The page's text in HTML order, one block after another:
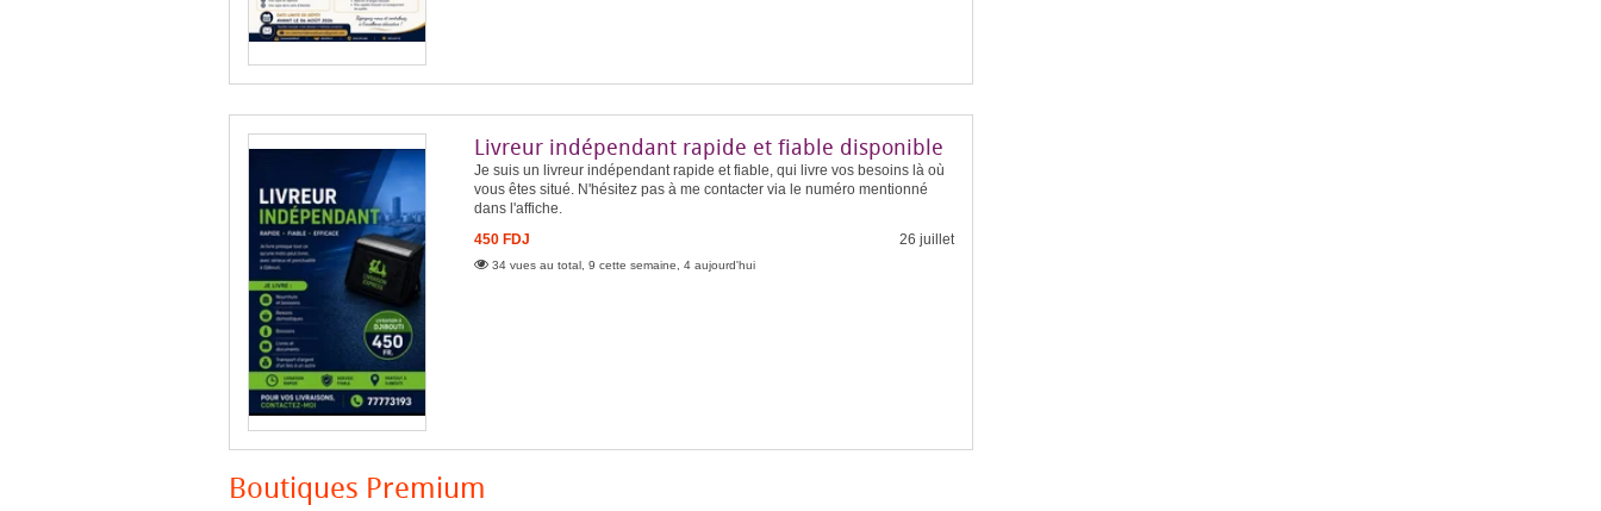
Livreur indépendant rapide et fiable disponible
Je suis un livreur indépendant rapide et fiable, qui livre vos besoins là où
vous êtes situé. N'hésitez pas à me contacter via le numéro mentionné
dans l'affiche.
450 FDJ
26 juillet
34 vues au total, 9 cette semaine, 4 aujourd'hui
Boutiques Premium